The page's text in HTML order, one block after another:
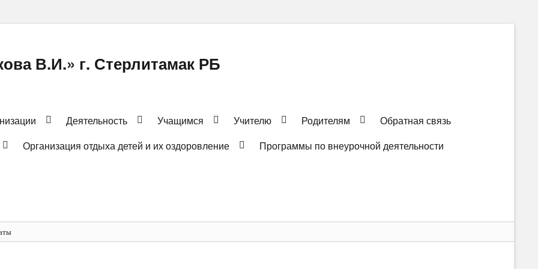
В.И.» г. Стерлитамак РБ
Деятельность Учащимся Учителю Родителям
Обратная связь
Организация отдыха детей и их оздоровление
Программы по внеурочной деятельности